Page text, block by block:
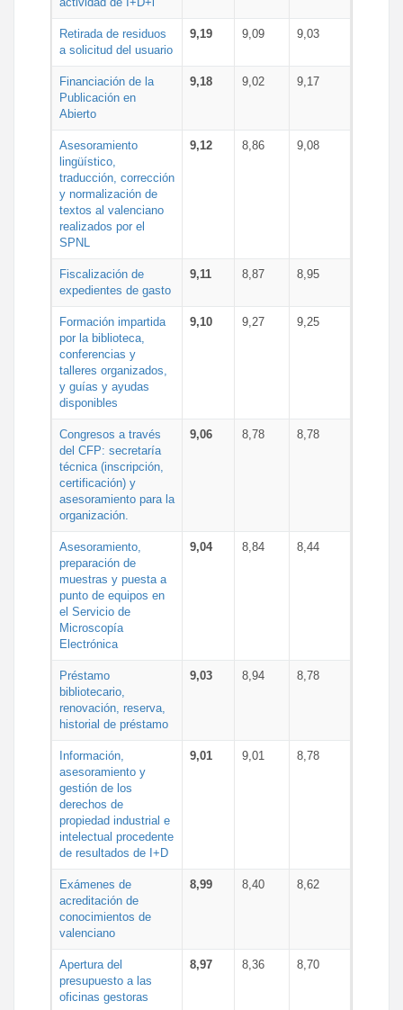
Retirada de residuos
a solicitud del usuario
9,19 9,09 9,03
Financiación de la
Publicación en
Abierto
9,18 9,02 9,17
Asesoramiento
lingüístico,
traducción, corrección
y normalización de
textos al valenciano
realizados por el
SPNL
9,12 8,86 9,08
Fiscalización de
expedientes de gasto
9,11 8,87 8,95
Formación impartida
por la biblioteca,
conferencias y
talleres organizados,
y guías y ayudas
disponibles
9,10 9,27 9,25
Congresos a través
del CFP: secretaría
técnica (inscripción,
certificación) y
asesoramiento para la
organización.
9,06 8,78 8,78
Asesoramiento,
preparación de
muestras y puesta a
punto de equipos en
el Servicio de
Microscopía
Electrónica
9,04 8,84 8,44
Préstamo
bibliotecario,
renovación, reserva,
historial de préstamo
9,03 8,94 8,78
Información,
asesoramiento y
gestión de los
derechos de
propiedad industrial e
intelectual procedente
de resultados de I+D
9,01 9,01 8,78
Exámenes de
acreditación de
conocimientos de
valenciano
8,99 8,40 8,62
Apertura del
presupuesto a las
oficinas gestoras
8,97 8,36 8,70